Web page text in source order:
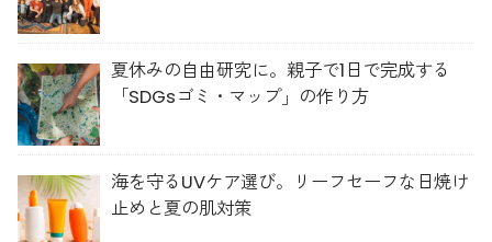
夏休みの自由研究に。親子で1日で完成する
「SDGsゴミ・マップ」の作り方
海を守るUVケア選び。リーフセーフな日焼け
止めと夏の肌対策